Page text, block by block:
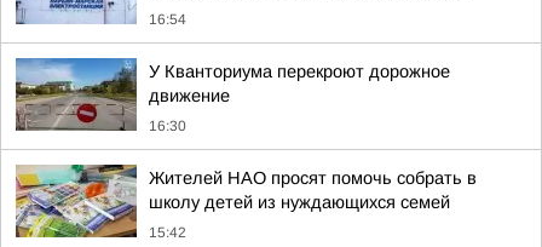
16:54
У Кванториума перекроют дорожное
движение
16:30
Жителей НАО просят помочь собрать в
школу детей из нуждающихся семей
15:42